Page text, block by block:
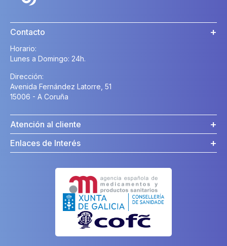
Contacto
Horario:
Lunes a Domingo: 24h.
Dirección:
Avenida Fernández Latorre, 51
15006 - A Coruña
Atención al cliente
Enlaces de Interés